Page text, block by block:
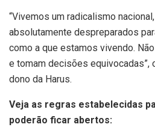
“Vivemos um radicalismo
absolutamente despreparados
como a que estamos vivendo.
e tomam decisões equivocadas”,
dono da Harus.
Veja as regras estabelecidas
poderão ficar abertos: